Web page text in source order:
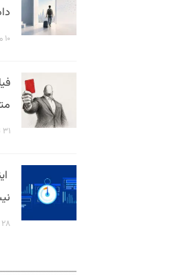
۱۰ مرداد ۱۴۰۵
۳۱ تیر ۱۴۰۵
۲۸ تیر ۱۴۰۵